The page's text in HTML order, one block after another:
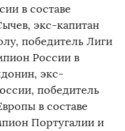
в составе
экс-капитан
победитель Лиги
России в
экс-
победитель
в составе
Португалии и